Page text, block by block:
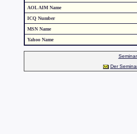
AOL AIM Name
ICQ Number
MSN Name
Yahoo Name
Der